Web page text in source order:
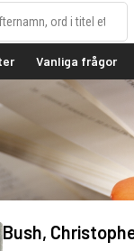
Vanliga frågor
Bush,